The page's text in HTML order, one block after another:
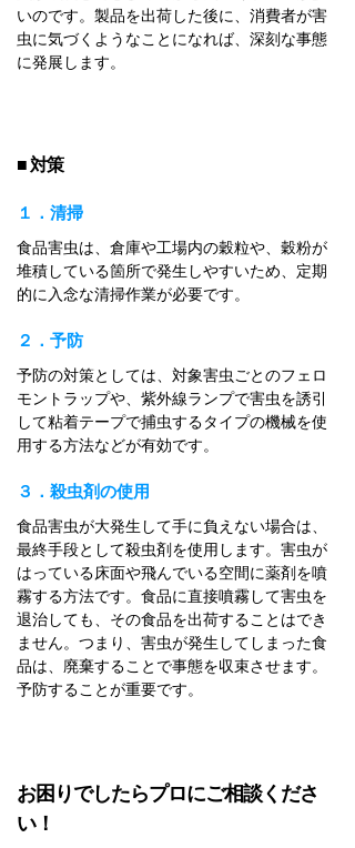
いのです。製品を出荷した後に、消費者が害
虫に気づくようなことになれば、深刻な事態
に発展します。
■ 対策
１．清掃
食品害虫は、倉庫や工場内の穀粒や、穀粉が
堆積している箇所で発生しやすいため、定期
的に入念な清掃作業が必要です。
２．予防
予防の対策としては、対象害虫ごとのフェロ
モントラップや、紫外線ランプで害虫を誘引
して粘着テープで捕虫するタイプの機械を使
用する方法などが有効です。
３．殺虫剤の使用
食品害虫が大発生して手に負えない場合は、
最終手段として殺虫剤を使用します。害虫が
はっている床面や飛んでいる空間に薬剤を噴
霧する方法です。食品に直接噴霧して害虫を
退治しても、その食品を出荷することはでき
ません。つまり、害虫が発生してしまった食
品は、廃棄することで事態を収束させます。
予防することが重要です。
お困りでしたらプロにご相談くださ
い！